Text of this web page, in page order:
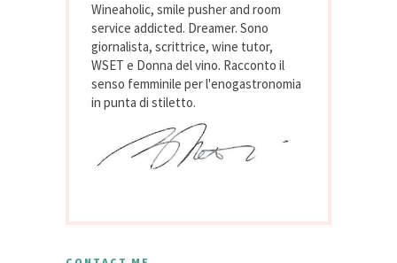
Wineaholic, smile pusher and room
service addicted. Dreamer. Sono
giornalista, scrittrice, wine tutor,
WSET e Donna del vino. Racconto il
senso femminile per l'enogastronomia
in punta di stiletto.